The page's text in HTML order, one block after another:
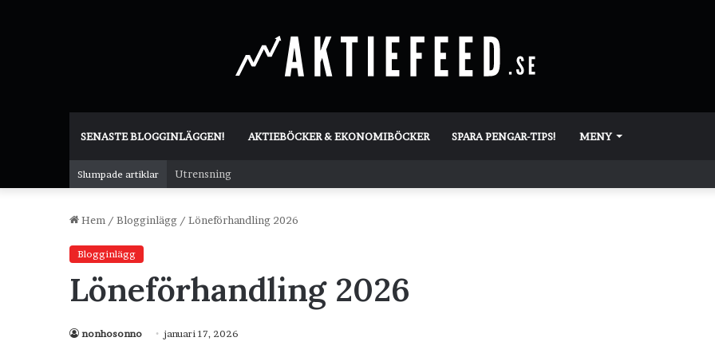
SENASTE BLOGGINLÄGGEN! AKTIEBÖCKER & EKONOMIBÖCKER SPARA PENGAR-TIPS! MENY
Slumpade artiklar Utrensning
Hem / Blogginlägg / Löneförhandling 2026
Blogginlägg
Löneförhandling 2026
nonhosonno januari 17, 2026